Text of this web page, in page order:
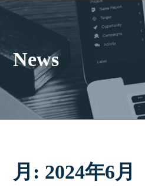
お問い合わせ
News
月: 2024年6月